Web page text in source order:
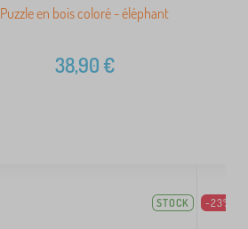
Puzzle en bois coloré - éléphant
38,90€
STOCK -23%